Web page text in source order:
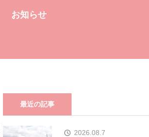
お知らせ
最近の記事
2026.08.7